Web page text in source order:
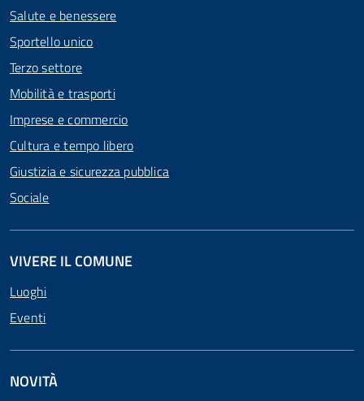
Salute e benessere
Sportello unico
Terzo settore
Mobilità e trasporti
Imprese e commercio
Cultura e tempo libero
Giustizia e sicurezza pubblica
Sociale
VIVERE IL COMUNE
Luoghi
Eventi
NOVITÀ